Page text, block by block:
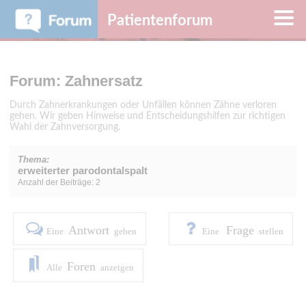
Patientenforum
Forum: Zahnersatz
Durch Zahnerkrankungen oder Unfällen können Zähne verloren
gehen. Wir geben Hinweise und Entscheidungshilfen zur richtigen
Wahl der Zahnversorgung.
Thema:
erweiterter parodontalspalt
Anzahl der Beiträge: 2
Eine Antwort geben Eine Frage stellen
Alle Foren anzeigen